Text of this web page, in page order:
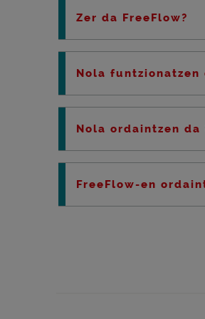
Zer da FreeFlow?
Nola funtzionatzen
Nola ordaintzen da
FreeFlow-en